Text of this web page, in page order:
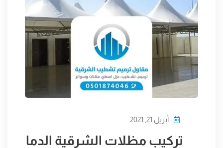
أبريل 21, 2021
تركيب مظلات الشرقية الدما